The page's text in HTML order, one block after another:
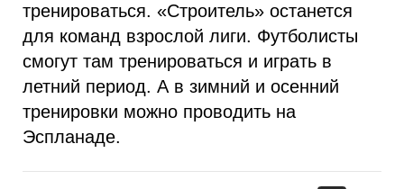
тренироваться. «Строитель» останется
для команд взрослой лиги. Футболисты
смогут там тренироваться и играть в
летний период. А в зимний и осенний
тренировки можно проводить на
Эспланаде.